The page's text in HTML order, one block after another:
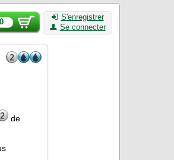
0
S'enregistrer
Se connecter
de